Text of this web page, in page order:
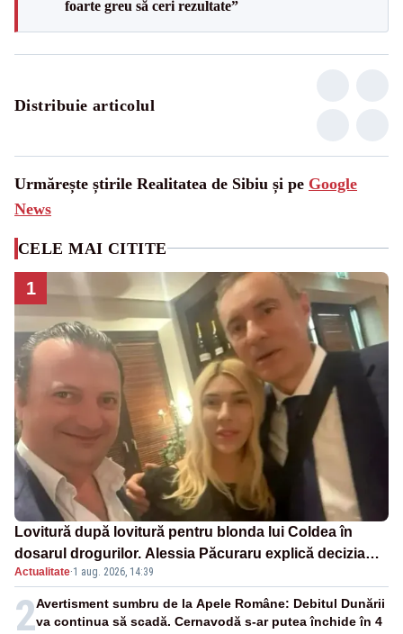
foarte greu să ceri rezultate”
Distribuie articolul
Urmărește știrile Realitatea de Sibiu și pe Google
News
CELE MAI CITITE
1
Lovitură după lovitură pentru blonda lui Coldea în
dosarul drogurilor. Alessia Păcuraru explică decizia
magistraților
Actualitate·1 aug. 2026, 14:39
2Avertisment sumbru de la Apele Române: Debitul Dunării
va continua să scadă. Cernavodă s-ar putea închide în 4